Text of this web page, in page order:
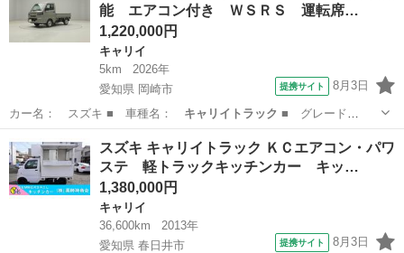
能 エアコン付き ＷＳＲＳ 運転席…
1,220,000円
キャリイ
5km
2026年
愛知県 岡崎市
提携サイト 8月3日
カー名： スズキ ■ 車種名： キャリイトラック ■ グレード
名： ＫＣ 誤発進…キャリイ
スズキ キャリイトラック ＫＣエアコン・パワ
ステ 軽トラックキッチンカー キッ…
1,380,000円
キャリイ
36,600km
2013年
愛知県 春日井市
提携サイト 8月3日